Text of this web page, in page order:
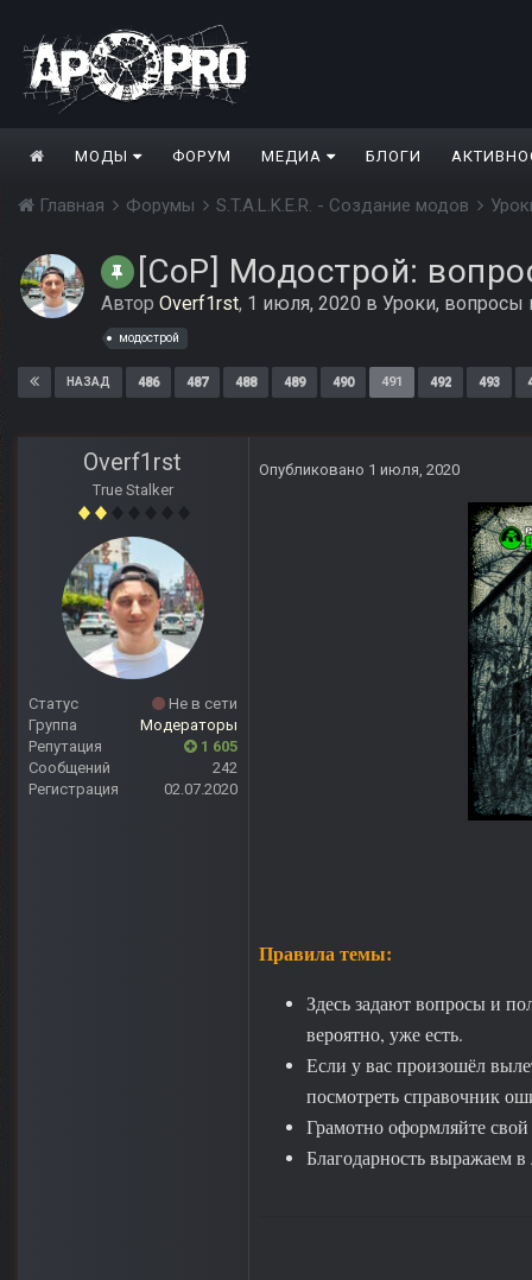
МОДЫ ФОРУМ МЕДИА БЛОГИ
Главная Форумы S.T.A.L.K.E.R. - Создание модов
[CoP] Модострой:
Автор Overf1rst, 1 июля, 2020 в Уроки, вопросы
модострой
НАЗАД 486 487 488 489 490 491 492 493
Overf1rst
True Stalker
Статус
Не в сети
Группа
Модераторы
Репутация
1 605
Сообщений
242
Регистрация
02.07.2020
Опубликовано 1 июля, 2020
Правила темы:
Здесь задают вопросы и
вероятно, уже есть.
Если у вас произошёл
посмотреть справочник
Грамотно оформляйте свой
Благодарность выражаем